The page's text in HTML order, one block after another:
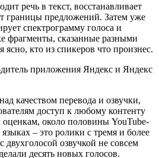
речь в текст, восстанавливает
границы предложений. Затем уже
спектрограмму голоса и
фрагменты, сказанные разными
кто из спикеров что произнес.
приложения Яндекс и Яндекс
качеством перевода и озвучки,
доступ к любому контенту
около половины YouTube-
– это ролики с тремя и более
озвучкой не совсем
десять новых голосов.